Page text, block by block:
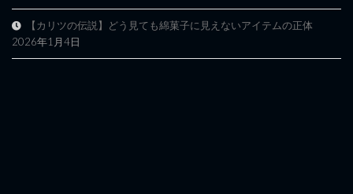
【カリツの伝説】どう見ても綿菓子に見えないアイテムの正体
2026年1月4日